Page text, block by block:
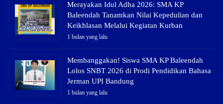
Merayakan Idul Adha 2026: SMA KP
Baleendah Tanamkan Nilai Kepedulian dan
Keikhlasan Melalui Kegiatan Kurban
1 bulan yang lalu
Membanggakan! Siswa SMA KP Baleendah
Lolos SNBT 2026 di Prodi Pendidikan Bahasa
Jerman UPI Bandung
1 bulan yang lalu